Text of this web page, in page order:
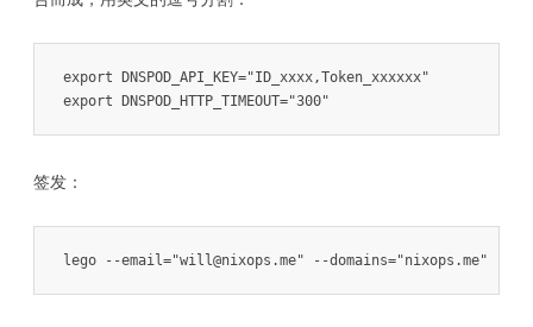
export DNSPOD_API_KEY="ID_xxxx,Token_xxxxxx"
export DNSPOD_HTTP_TIMEOUT="300"
签发：